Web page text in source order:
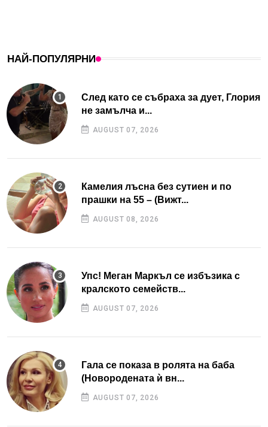
НАЙ-ПОПУЛЯРНИ
След като се събраха за дует, Глория
не замълча и...
AUGUST 07, 2026
Камелия лъсна без сутиен и по
прашки на 55 – (Вижт...
AUGUST 08, 2026
Упс! Меган Маркъл се избъзика с
кралското семейств...
AUGUST 07, 2026
Гала се показа в ролята на баба
(Новородената ѝ вн...
AUGUST 07, 2026